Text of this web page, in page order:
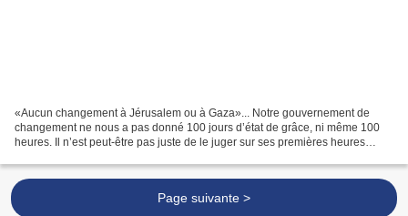
«Aucun changement à Jérusalem ou à Gaza»... Notre gouvernement de
changement ne nous a pas donné 100 jours d’état de grâce, ni même 100
heures. Il n’est peut-être pas juste de le juger sur ses premières heures
Page suivante >